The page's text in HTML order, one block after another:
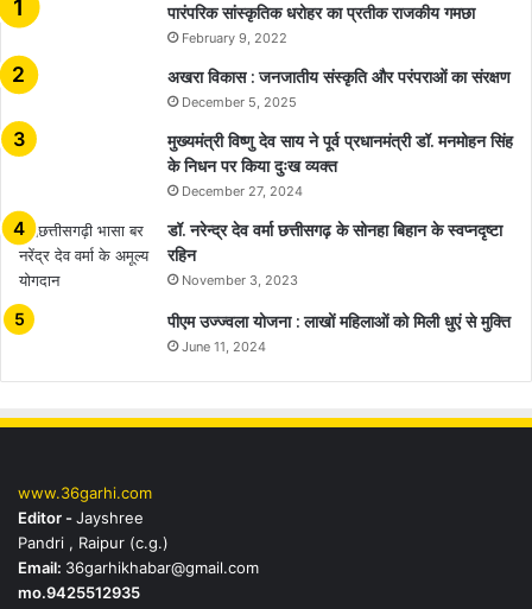
​​​​​​​पारंपरिक सांस्कृतिक धरोहर का प्रतीक राजकीय गमछा
February 9, 2022
अखरा विकास : जनजातीय संस्कृति और परंपराओं का संरक्षण
December 5, 2025
मुख्यमंत्री विष्णु देव साय ने पूर्व प्रधानमंत्री डॉ. मनमोहन सिंह
के निधन पर किया दुःख व्यक्त
December 27, 2024
डॉ. नरेन्द्र देव वर्मा छत्तीसगढ़ के सोनहा बिहान के स्वप्नदृष्टा
रहिन
November 3, 2023
पीएम उज्ज्वला योजना : लाखों महिलाओं को मिली धुएं से मुक्ति
June 11, 2024
www.36garhi.com
Editor -Jayshree
Pandri , Raipur (c.g.)
Email: 36garhikhabar@gmail.com
mo.9425512935